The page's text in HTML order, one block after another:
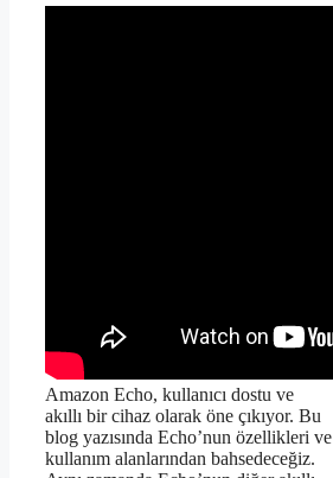
Amazon Echo, kullanıcı dostu ve
akıllı bir cihaz olarak öne çıkıyor. Bu
blog yazısında Echo’nun özellikleri ve
kullanım alanlarından bahsedeceğiz.